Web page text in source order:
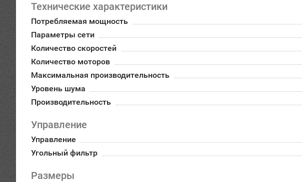
Технические характеристики
Потребляемая мощность
Параметры сети
Количество скоростей
Количество моторов
Максимальная производительность
Уровень шума
Производительность
Управление
Управление
Угольный фильтр
Размеры